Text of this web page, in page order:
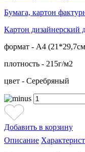
Бумага, картон
Картон дизайнерский
формат - А4
плотность - 215г/м2
цвет - Серебряный
Добавить в корзину
Описание